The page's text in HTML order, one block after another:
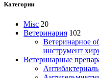
Категории
Misc 20
Ветеринария 102
Ветеринарное
инструмент
Ветеринарные